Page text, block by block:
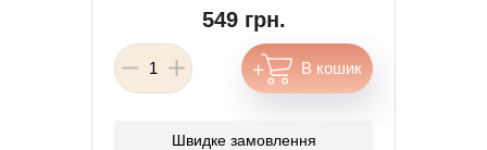
549 грн.
Швидке замовлення